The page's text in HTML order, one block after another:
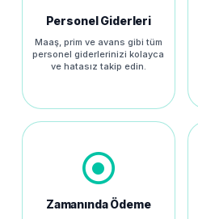
Personel Giderleri
Maaş, prim ve avans gibi tüm
personel giderlerinizi kolayca
ve hatasız takip edin.
Zamanında Ödeme